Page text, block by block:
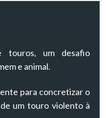
touros, um desafio
e animal.
para concretizar o
um touro violento à